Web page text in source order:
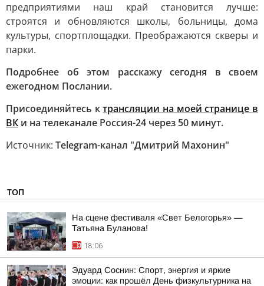
предприятиями наш край становится лучше:
строятся и обновляются школы, больницы, дома
культуры, спортплощадки. Преображаются скверы и
парки.
Подробнее об этом расскажу сегодня в своем
ежегодном Послании.
Присоединяйтесь ктрансляции на моей странице в
ВК и на телеканале Россия-24 через 50 минут.
Источник: Telegram-канал "Дмитрий Махонин"
ТОП
На сцене фестиваля «Свет Белогорья» —
Татьяна Буланова!
18:06
Эдуард Соснин: Спорт, энергия и яркие
эмоции: как прошёл День физкультурника на